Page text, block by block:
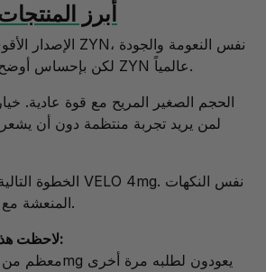
أبرز
لكن بإحساس أوضح. الأكثر مبيعًا في فئة ZYN عالمياً.
لمن يريد تجربة منتظمة دون أن
المنعشة مع إحساس أكثر وضوحاً.
لاحظت هذا مع عملائي في قطر: